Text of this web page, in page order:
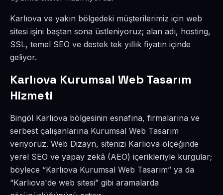
Karlıova ve yakın bölgedeki müşterilerimiz için web
sitesi işini baştan sona üstleniyoruz; alan adı, hosting,
SSL, temel SEO ve destek tek yıllık fiyatın içinde
geliyor.
Karlıova Kurumsal Web Tasarım
Hizmeti
Bingöl Karlıova bölgesinin esnafına, firmalarına ve
serbest çalışanlarına Kurumsal Web Tasarım
veriyoruz. Web Dizayn, sitenizi Karlıova ölçeğinde
yerel SEO ve yapay zekâ (AEO) içerikleriyle kurgular;
böylece “Karlıova Kurumsal Web Tasarım” ya da
“Karlıova'de web sitesi” gibi aramalarda